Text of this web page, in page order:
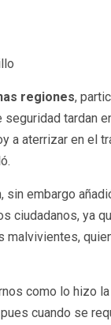
regiones,
tardan
a aterrizar en el
embargo
ciudadanos, ya
como lo hizo
cuando se